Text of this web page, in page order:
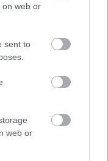
on web or
sent to
web or